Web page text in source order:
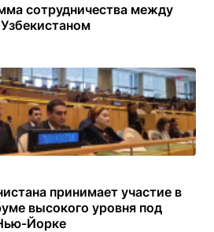
сотрудничества между
принимает участие в
высокого уровня под
Йорке